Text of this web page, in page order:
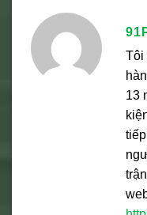
Tôi
13